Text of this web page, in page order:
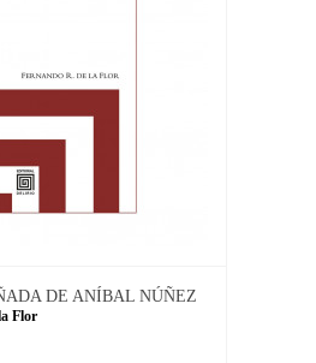
DE ANÍBAL NÚÑEZ
Flor